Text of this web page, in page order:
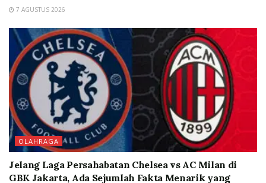
7 AGUSTUS 2026
OLAHRAGA
Jelang Laga Persahabatan Chelsea vs AC Milan di
GBK Jakarta, Ada Sejumlah Fakta Menarik yang